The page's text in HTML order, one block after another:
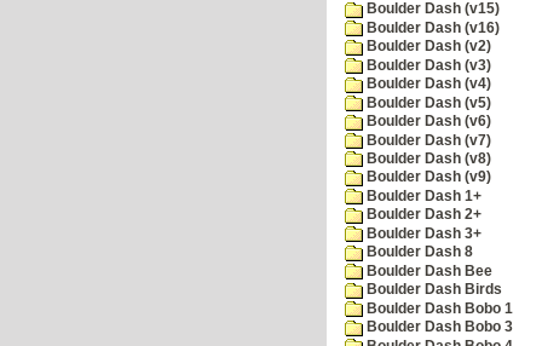
Boulder Dash (v15)
Boulder Dash (v16)
Boulder Dash (v2)
Boulder Dash (v3)
Boulder Dash (v4)
Boulder Dash (v5)
Boulder Dash (v6)
Boulder Dash (v7)
Boulder Dash (v8)
Boulder Dash (v9)
Boulder Dash 1+
Boulder Dash 2+
Boulder Dash 3+
Boulder Dash 8
Boulder Dash Bee
Boulder Dash Birds
Boulder Dash Bobo 1
Boulder Dash Bobo 3